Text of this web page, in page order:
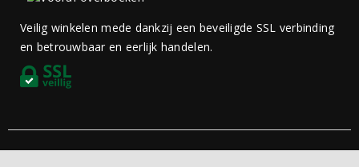
Veilig winkelen mede dankzij een beveiligde SSL verbinding
en betrouwbaar en eerlijk handelen.